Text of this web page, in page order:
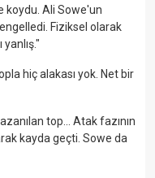
koydu. Ali Sowe'un
Fiziksel olarak
hiç alakası yok. Net bir
top... Atak fazının
kayda geçti. Sowe da